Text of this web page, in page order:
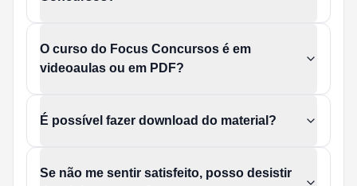
O curso do Focus Concursos é em
videoaulas ou em PDF?
É possível fazer download do material?
Se não me sentir satisfeito, posso desistir